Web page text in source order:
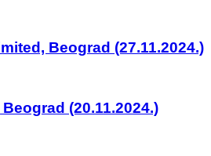
Beograd (27.11.2024.)
(20.11.2024.)